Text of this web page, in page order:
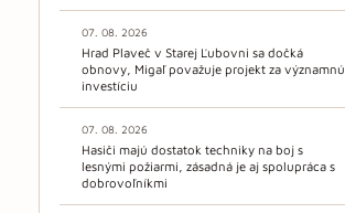
07. 08. 2026
Hrad Plaveč v Starej Ľubovni sa dočká
obnovy, Migaľ považuje projekt za významnú
investíciu
07. 08. 2026
Hasiči majú dostatok techniky na boj s
lesnými požiarmi, zásadná je aj spolupráca s
dobrovoľníkmi